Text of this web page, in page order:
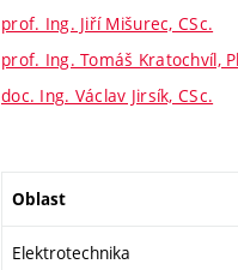
prof. Ing. Jiří Mišurec, CSc.
prof. Ing. Tomáš Kratochvíl,
doc. Ing. Václav Jirsík, CSc.
Oblast
Elektrotechnika